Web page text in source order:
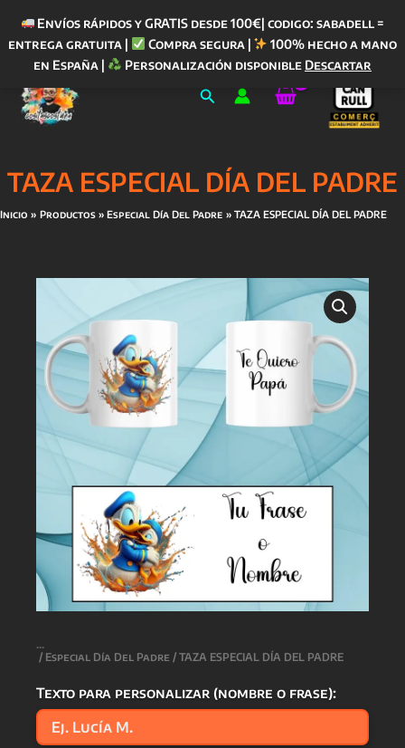
Envíos rápidos y GRATIS desde 100€| codigo: sabadell =
entrega gratuita |
Compra segura |
100% hecho a mano
en España |
Personalización disponible Descartar
contenido
Buscar
TAZA ESPECIAL DÍA DEL PADRE
Inicio Productos Especial Día Del Padre TAZA ESPECIAL DÍA DEL PADRE
/ Especial Día Del Padre / TAZA ESPECIAL DÍA DEL PADRE
Texto para personalizar (nombre o frase):